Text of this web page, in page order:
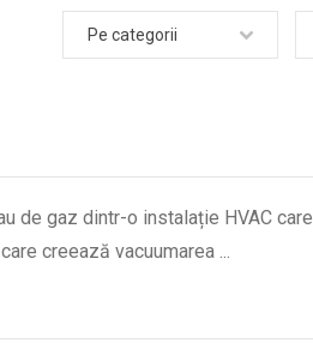
Pe categorii
de gaz dintr-o instalație HVAC care
creează vacuumarea...